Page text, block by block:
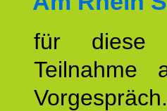
für diese
Teilnahme
Vorgespräch.